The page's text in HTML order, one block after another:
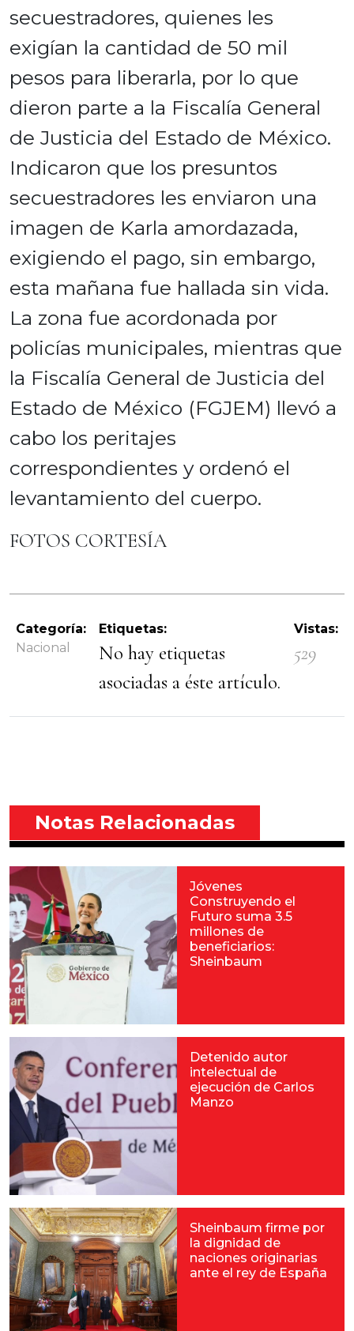
secuestradores, quienes les
exigían la cantidad de 50 mil
pesos para liberarla, por lo que
dieron parte a la Fiscalía General
de Justicia del Estado de México.
Indicaron que los presuntos
secuestradores les enviaron una
imagen de Karla amordazada,
exigiendo el pago, sin embargo,
esta mañana fue hallada sin vida.
La zona fue acordonada por
policías municipales, mientras que
la Fiscalía General de Justicia del
Estado de México (FGJEM) llevó a
cabo los peritajes
correspondientes y ordenó el
levantamiento del cuerpo.
FOTOS CORTESÍA
Categoría:
Nacional
Etiquetas:
No hay etiquetas
asociadas a éste artículo.
Vistas:
529
Notas Relacionadas
Jóvenes
Construyendo el
Futuro suma 3.5
millones de
beneficiarios:
Sheinbaum
Detenido autor
intelectual de
ejecución de Carlos
Manzo
Sheinbaum firme por
la dignidad de
naciones originarias
ante el rey de España